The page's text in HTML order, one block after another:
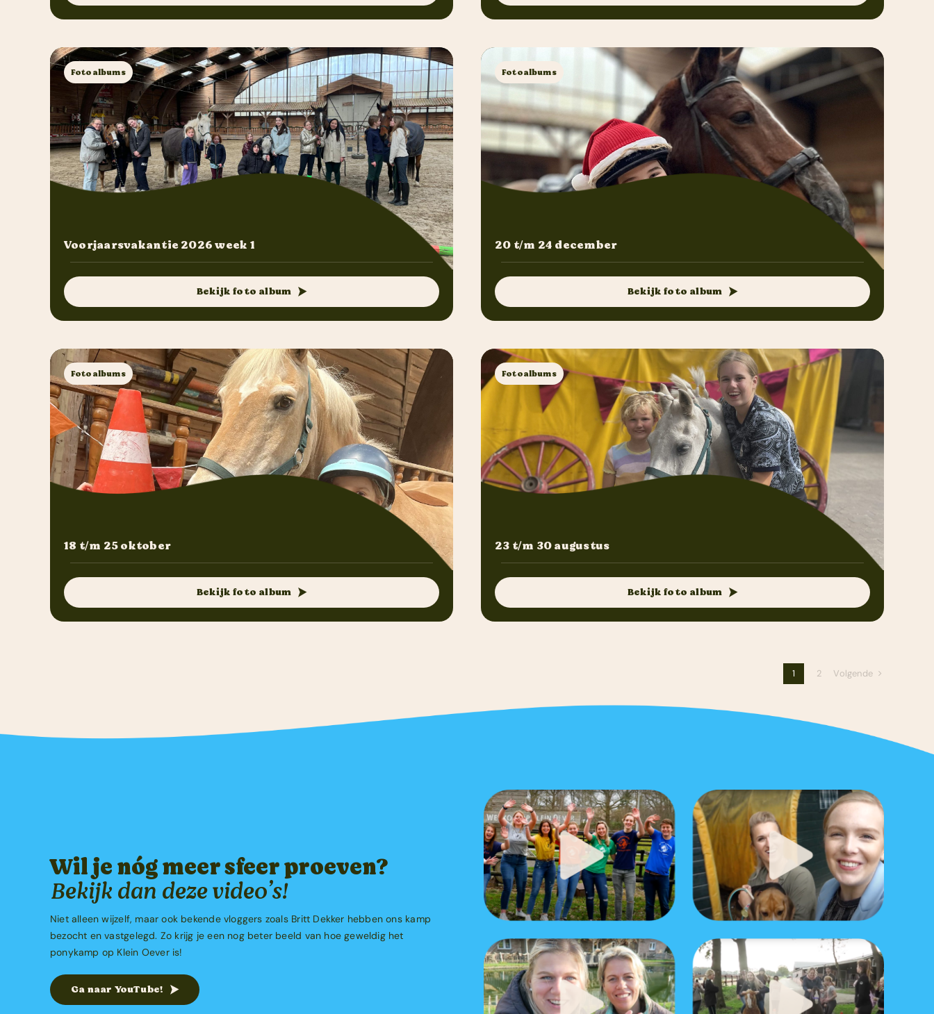
Fotoalbums
Voorjaarsvakantie 2026 week 1
Bekijk foto album
Fotoalbums
20 t/m 24 december
Bekijk foto album
Fotoalbums
18 t/m 25 oktober
Bekijk foto album
Fotoalbums
23 t/m 30 augustus
Bekijk foto album
1 2 Volgende
Wil je nóg meer sfeer proeven?
Bekijk dan deze video’s!
Niet alleen wijzelf, maar ook bekende vloggers zoals Britt Dekker hebben ons kamp
bezocht en vastgelegd. Zo krijg je een nog beter beeld van hoe geweldig het
ponykamp op Klein Oever is!
Ga naar YouTube!